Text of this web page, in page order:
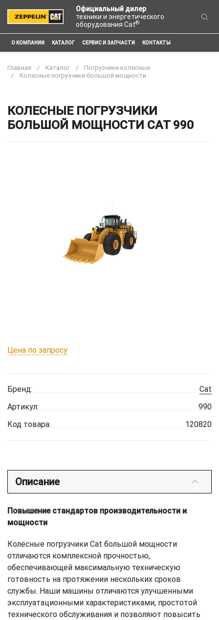
Официальный дилер
техники и энергетического
оборудования Cat®
О КОМПАНИИ КАТАЛОГ СЕРВИС И ЗАПЧАСТИ КОНТАКТЫ
Главная Каталог
Погрузчики колесные
Колесные погрузчики большой мощности
КОЛЕСНЫЕ ПОГРУЗЧИКИ
БОЛЬШОЙ МОЩНОСТИ CAT 990
Цена по запросу
Бренд:
Cat
Артикул:
990
Код товара:
120820
Описание
Повышение стандартов производительности и
мощности
Колёсные погрузчики Cat большой мощности
отличаются комплексной прочностью,
обеспечивающей максимальную техническую
готовность на протяжении нескольких сроков
службы. Наши машины отличаются улучшенными
эксплуатационными характеристиками, простотой
технического обслуживания и позволяют повысить